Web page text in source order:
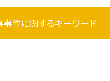
事件に関するキーワード